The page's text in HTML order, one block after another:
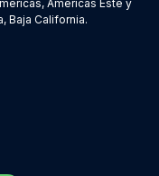
Americas Este y
Baja California.